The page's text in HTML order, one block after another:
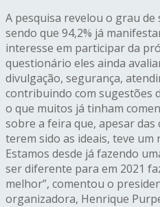
A pesquisa revelou o grau de
sendo que 94,2% já
interesse em participar da
questionário eles ainda
divulgação, segurança,
contribuindo com sugestões
o que muitos já tinham
sobre a feira que, apesar das
terem sido as ideais, teve
Estamos desde já fazendo
ser diferente para em 2021
melhor”, comentou o
organizadora, Henrique